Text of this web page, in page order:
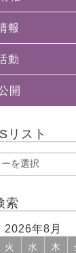
報
動
開
リスト
索
2026年8月
火 水 木